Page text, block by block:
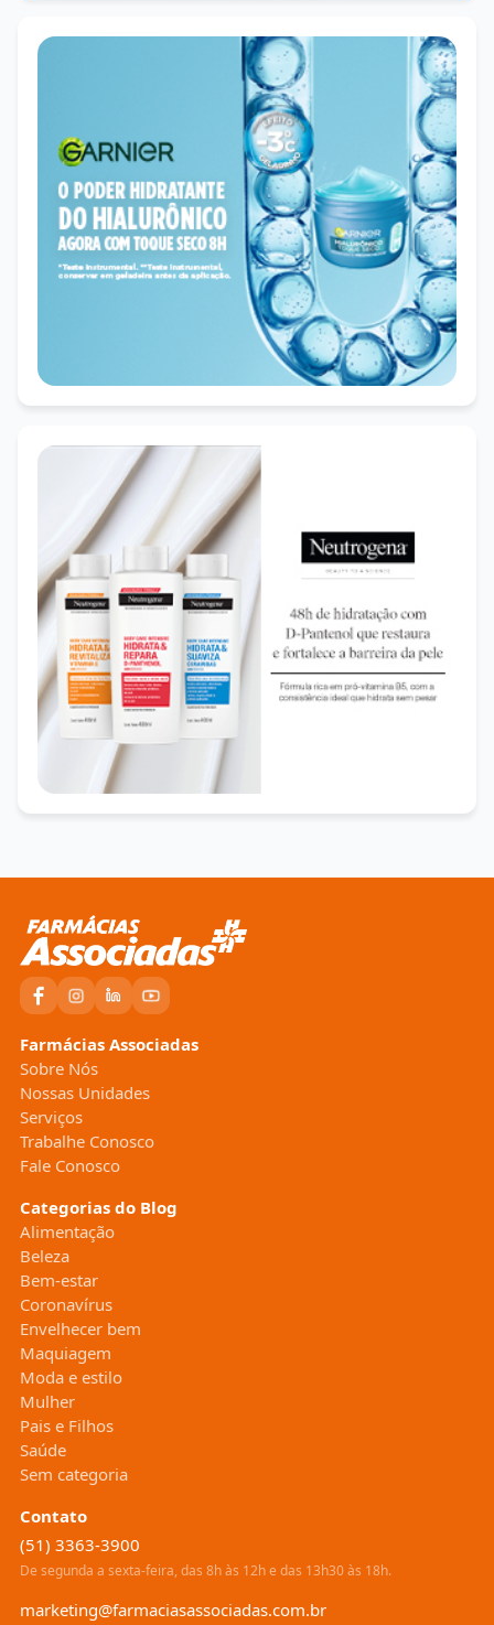
Farmácias Associadas
Sobre Nós
Nossas Unidades
Serviços
Trabalhe Conosco
Fale Conosco
Categorias do Blog
Alimentação
Beleza
Bem-estar
Coronavírus
Envelhecer bem
Maquiagem
Moda e estilo
Mulher
Pais e Filhos
Saúde
Sem categoria
Contato
(51) 3363-3900
De segunda a sexta-feira, das 8h às 12h e das 13h30 às 18h.
marketing@farmaciasassociadas.com.br